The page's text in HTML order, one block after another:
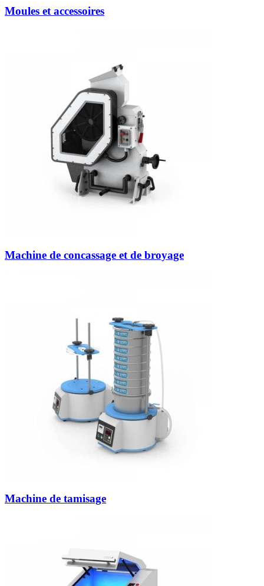
Moules et accessoires
Machine de concassage et de broyage
Machine de tamisage